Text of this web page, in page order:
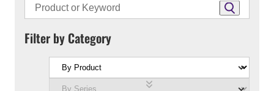
Filter by Category